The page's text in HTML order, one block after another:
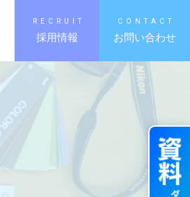
RECRUIT
採用情報
CONTACT
お問い合わせ